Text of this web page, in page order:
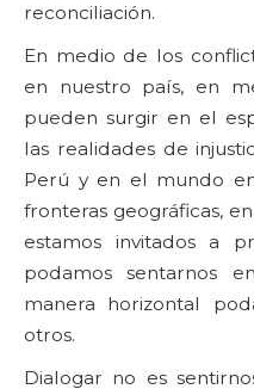
reconciliación.
En medio de los
en nuestro país, en
pueden surgir en el
las realidades de
Perú y en el mundo
fronteras geográficas,
estamos invitados a
podamos sentarnos
manera horizontal
otros.
Dialogar no es